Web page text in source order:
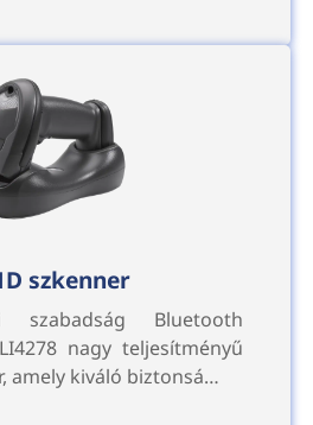
szkenner
szabadság Bluetooth
nagy teljesítményű
amely kiváló biztonsá…